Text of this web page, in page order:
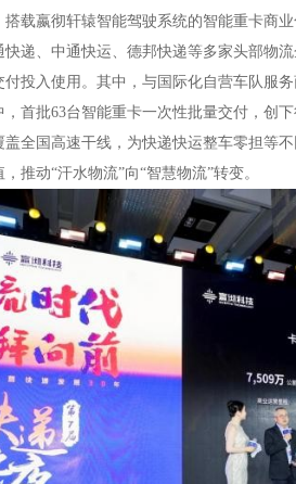
搭载嬴彻轩辕智能驾驶系统的智能重卡商
快递、中通快运、德邦快递等多家头部物
付投入使用。其中，与国际化自营车队服
，首批63台智能重卡一次性批量交付，创
全国高速干线，为快递快运整车零担等
推动“汗水物流”向“智慧物流”转变。